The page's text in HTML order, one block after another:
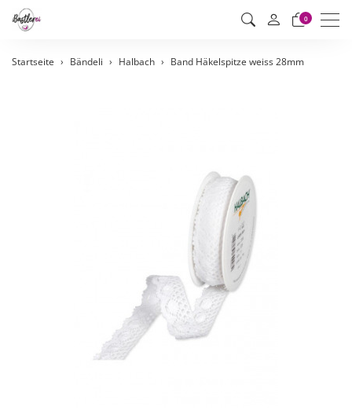
0
Startseite Bändeli Halbach Band Häkelspitze weiss 28mm